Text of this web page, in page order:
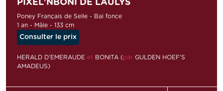
PIXEL'NBONI DE LAULYS
Poney Français de Selle - Bai fonce
1 an - Mâle - 133 cm
Consulter le prix
HERALD D'EMERAUDE et BONITA (par GULDEN HOEF'S
AMADEUS)